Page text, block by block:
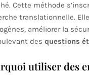
Cette méthode
translationnelle.
améliorer la
des questions
utiliser des